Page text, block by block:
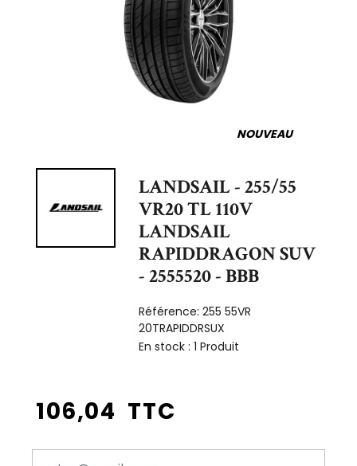
NOUVEAU
LANDSAIL - 255/55
VR20 TL 110V
LANDSAIL
RAPIDDRAGON SUV
- 2555520 - BBB
Référence:255 55VR
20TRAPIDDRSUX
En stock :1 Produit
106,04 TTC